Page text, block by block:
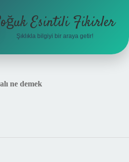
Esintili Fikirler
Şıklıkla bilgiyi bir araya getir!
ne demek